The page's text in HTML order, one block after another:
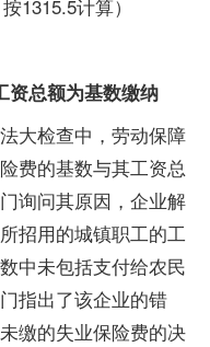
1315.5计算）
总额为基数缴纳
大检查中，劳动保障
费的基数与其工资总
询问其原因，企业解
招用的城镇职工的工
中未包括支付给农民
指出了该企业的错
缴的失业保险费的决